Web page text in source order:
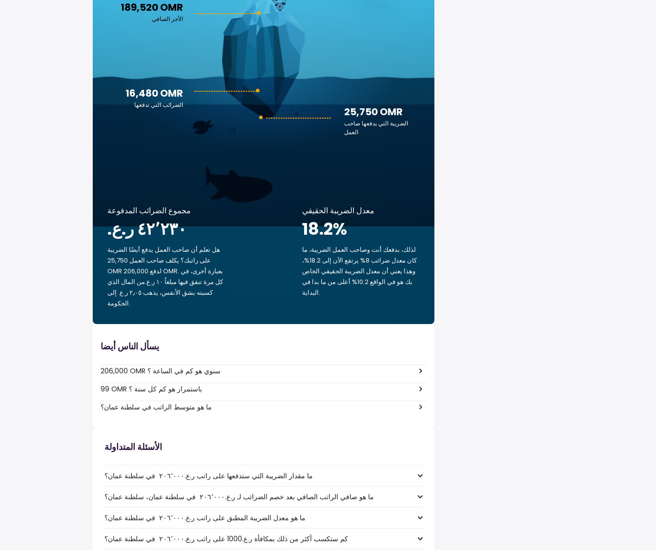
189,520 OMR
الأجر الصافي
25,750 OMR
الضريبة التي يدفعها صاحب
العمل
16,480 OMR
الضرائب التي تدفعها
مجموع الضرائب المدفوعة
هل تعلم أن صاحب العمل يدفع أيضًا الضريبة
على راتبك؟ يكلف صاحب العمل 25,750
OMR لدفع 206,000 OMR. بعبارة أخرى، في
كل مرة تنفق فيها مبلغاً ‏١٠ ر.ع.‏من المال الذي
كسبته بشق الأنفس، يذهب ‏٢٫٠٥ ر.ع.‏ إلى
الحكومة.
معدل الضريبة الحقيقي
18.2%
لذلك، بدفعك أنت وصاحب العمل الضريبة، ما
كان معدل ضرائب 8% يرتفع الآن إلى 18.2%،
وهذا يعني أن معدل الضريبة الحقيقي الخاص
بك هو في الواقع 10.2% أعلى من ما بدا في
البداية.
يسأل الناس أيضا
206,000 OMR سنوي هو كم في الساعة ؟
99 OMR باستمرار هو كم كل سنة ؟
ما هو متوسط الراتب في سلطنة عمان؟
الأسئلة المتداولة
ما مقدار الضريبة التي ستدفعها على راتب ر.ع.‏٢٠٦٬٠٠٠ ‏ في سلطنة عمان؟
ما هو صافي الراتب الصافي بعد خصم الضرائب لـ ر.ع.‏٢٠٦٬٠٠٠ ‏ في سلطنة عمان، سلطنة عمان؟
ما هو معدل الضريبة المطبق على راتب ر.ع.‏٢٠٦٬٠٠٠ ‏ في سلطنة عمان؟
كم ستكسب أكثر من ذلك بمكافأة ر.ع.1000 على راتب ر.ع.‏٢٠٦٬٠٠٠ ‏ في سلطنة عمان؟